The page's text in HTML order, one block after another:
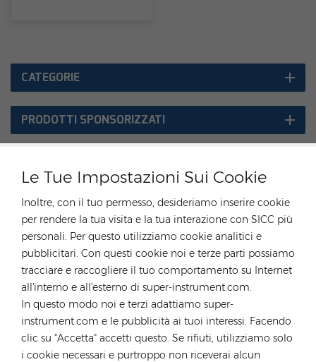
Le Tue Impostazioni Sui Cookie
Inoltre, con il tuo permesso, desideriamo inserire cookie
per rendere la tua visita e la tua interazione con SICC più
personali. Per questo utilizziamo cookie analitici e
pubblicitari. Con questi cookie noi e terze parti possiamo
tracciare e raccogliere il tuo comportamento su Internet
all'interno e all'esterno di super-instrument.com.
In questo modo noi e terzi adattiamo super-
instrument.com e le pubblicità ai tuoi interessi. Facendo
clic su "Accetta" accetti questo. Se rifiuti, utilizziamo solo
i cookie necessari e purtroppo non riceverai alcun
CATEGORIE
PRODOTTI SPONSORIZZATI
CONTATTA IL NOSTRO ESPERTO
Germania
tel :+49 176 55258880
E-mail :anna@rongstar.com
Ufficio e magazzino : Industriestraße 40,
52457 Aldenhoven, Deutschland
Hong Kong